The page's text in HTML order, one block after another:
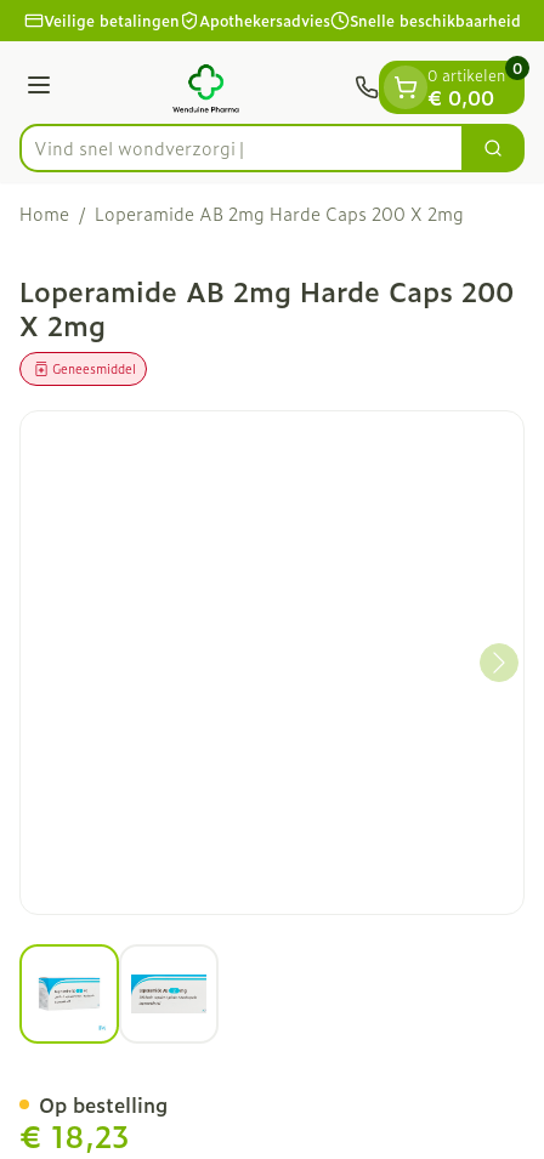
Ga naar de inhoud
1 van 1
Veilige betalingen Apothekersadvies Snelle beschikbaarheid
Menu
Product, merk, categorie...
Vind snel won Zoek
0 artikelen
€ 0,00
0
Home / Loperamide AB 2mg Harde Caps 200 X 2mg
Loperamide AB 2mg Harde Caps 200
X 2mg
Geneesmiddel
View larger image
€ 18,23
Op bestelling